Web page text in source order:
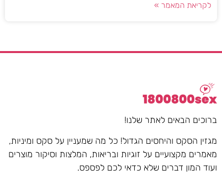
לקריאת המאמר »
ברוכים הבאים לאתר שלנו!
מגזין הסקס והיחסים הגדול! כל מה שמעניין על סקס ומיניות,
מאמרים מקצועיים על זוגיות ובריאות, המלצות וסיקור מוצרים
ועוד המון דברים שלא כדאי לכם לפספס.